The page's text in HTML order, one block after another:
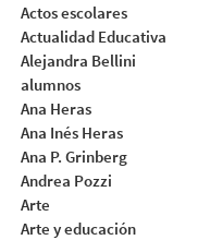
Actos escolares
Actualidad Educativa
Alejandra Bellini
alumnos
Ana Heras
Ana Inés Heras
Ana P. Grinberg
Andrea Pozzi
Arte
Arte y educación